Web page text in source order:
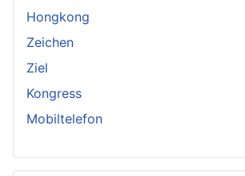
Hongkong
Zeichen
Ziel
Kongress
Mobiltelefon